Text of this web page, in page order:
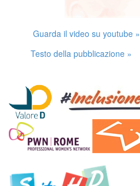
Guarda il video su youtube »
Testo della pubblicazione »